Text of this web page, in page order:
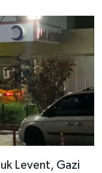
Levent, Gazi